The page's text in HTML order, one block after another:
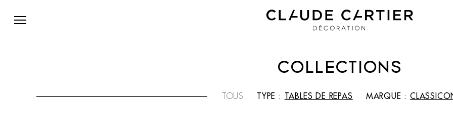
COLLECTIONS
TOUS TYPE : TABLES DE REPAS MARQUE :